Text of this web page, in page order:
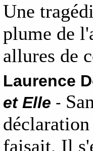
Une
plume de
allures de
Laurence
et Elle -
faisait, Il